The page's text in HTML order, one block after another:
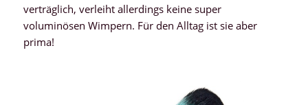
verträglich, verleiht allerdings keine super
voluminösen Wimpern. Für den Alltag ist sie aber
prima!